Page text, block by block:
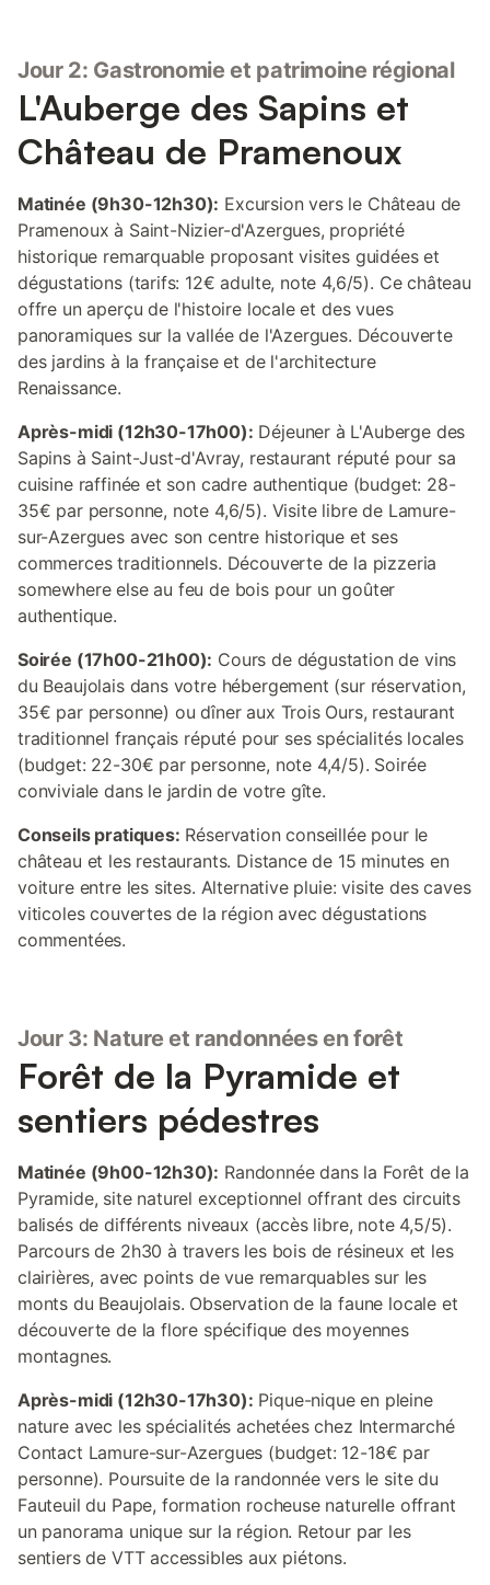
Jour 2: Gastronomie et patrimoine régional
L'Auberge des Sapins et
Château de Pramenoux
Matinée (9h30-12h30): Excursion vers le Château de
Pramenoux à Saint-Nizier-d'Azergues, propriété
historique remarquable proposant visites guidées et
dégustations (tarifs: 12€ adulte, note 4,6/5). Ce château
offre un aperçu de l'histoire locale et des vues
panoramiques sur la vallée de l'Azergues. Découverte
des jardins à la française et de l'architecture
Renaissance.
Après-midi (12h30-17h00): Déjeuner à L'Auberge des
Sapins à Saint-Just-d'Avray, restaurant réputé pour sa
cuisine raffinée et son cadre authentique (budget: 28-
35€ par personne, note 4,6/5). Visite libre de Lamure-
sur-Azergues avec son centre historique et ses
commerces traditionnels. Découverte de la pizzeria
somewhere else au feu de bois pour un goûter
authentique.
Soirée (17h00-21h00): Cours de dégustation de vins
du Beaujolais dans votre hébergement (sur réservation,
35€ par personne) ou dîner aux Trois Ours, restaurant
traditionnel français réputé pour ses spécialités locales
(budget: 22-30€ par personne, note 4,4/5). Soirée
conviviale dans le jardin de votre gîte.
Conseils pratiques: Réservation conseillée pour le
château et les restaurants. Distance de 15 minutes en
voiture entre les sites. Alternative pluie: visite des caves
viticoles couvertes de la région avec dégustations
commentées.
Jour 3: Nature et randonnées en forêt
Forêt de la Pyramide et
sentiers pédestres
Matinée (9h00-12h30): Randonnée dans la Forêt de la
Pyramide, site naturel exceptionnel offrant des circuits
balisés de différents niveaux (accès libre, note 4,5/5).
Parcours de 2h30 à travers les bois de résineux et les
clairières, avec points de vue remarquables sur les
monts du Beaujolais. Observation de la faune locale et
découverte de la flore spécifique des moyennes
montagnes.
Après-midi (12h30-17h30): Pique-nique en pleine
nature avec les spécialités achetées chez Intermarché
Contact Lamure-sur-Azergues (budget: 12-18€ par
personne). Poursuite de la randonnée vers le site du
Fauteuil du Pape, formation rocheuse naturelle offrant
un panorama unique sur la région. Retour par les
sentiers de VTT accessibles aux piétons.